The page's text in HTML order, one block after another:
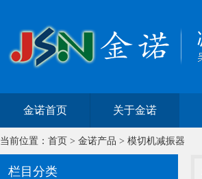
金诺首页 关于金诺
当前位置： 首页 > 金诺产品 > 模切机减振器
栏目分类